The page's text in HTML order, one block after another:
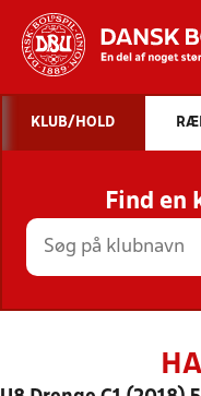
STILLINGER,
KLUB/HOLD
Find en